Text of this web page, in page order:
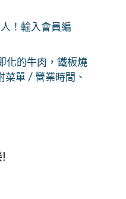
！輸入會員編
化的牛肉，鐵板燒
單 / 營業時間、